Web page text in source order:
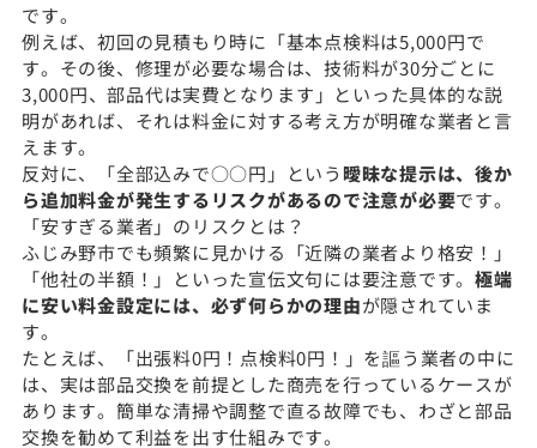
です。
例えば、初回の見積もり時に「基本点検料は5,000円で
す。その後、修理が必要な場合は、技術料が30分ごとに
3,000円、部品代は実費となります」といった具体的な説
明があれば、それは料金に対する考え方が明確な業者と言
えます。
反対に、「全部込みで○○円」という 曖昧な提示は、後か
ら追加料金が発生するリスクがあるので注意が必要です。
「安すぎる業者」のリスクとは？
ふじみ野市でも頻繁に見かける「近隣の業者より格安！」
「他社の半額！」といった宣伝文句には要注意です。 極端
に安い料金設定には、必ず何らかの理由が隠されていま
す。
たとえば、「出張料0円！点検料0円！」を謳う業者の中に
は、実は部品交換を前提とした商売を行っているケースが
あります。簡単な清掃や調整で直る故障でも、わざと部品
交換を勧めて利益を出す仕組みです。